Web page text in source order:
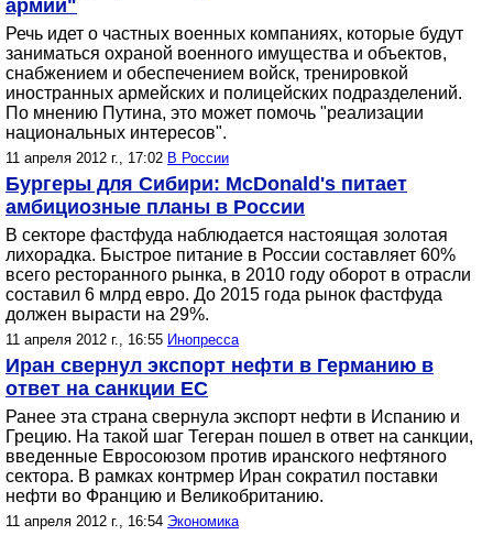
армий"
Речь идет о частных военных компаниях, которые будут
заниматься охраной военного имущества и объектов,
снабжением и обеспечением войск, тренировкой
иностранных армейских и полицейских подразделений.
По мнению Путина, это может помочь "реализации
национальных интересов".
11 апреля 2012 г., 17:02 В России
Бургеры для Сибири: McDonald's питает
амбициозные планы в России
В секторе фастфуда наблюдается настоящая золотая
лихорадка. Быстрое питание в России составляет 60%
всего ресторанного рынка, в 2010 году оборот в отрасли
составил 6 млрд евро. До 2015 года рынок фастфуда
должен вырасти на 29%.
11 апреля 2012 г., 16:55 Инопресса
Иран свернул экспорт нефти в Германию в
ответ на санкции ЕС
Ранее эта страна свернула экспорт нефти в Испанию и
Грецию. На такой шаг Тегеран пошел в ответ на санкции,
введенные Евросоюзом против иранского нефтяного
сектора. В рамках контрмер Иран сократил поставки
нефти во Францию и Великобританию.
11 апреля 2012 г., 16:54 Экономика